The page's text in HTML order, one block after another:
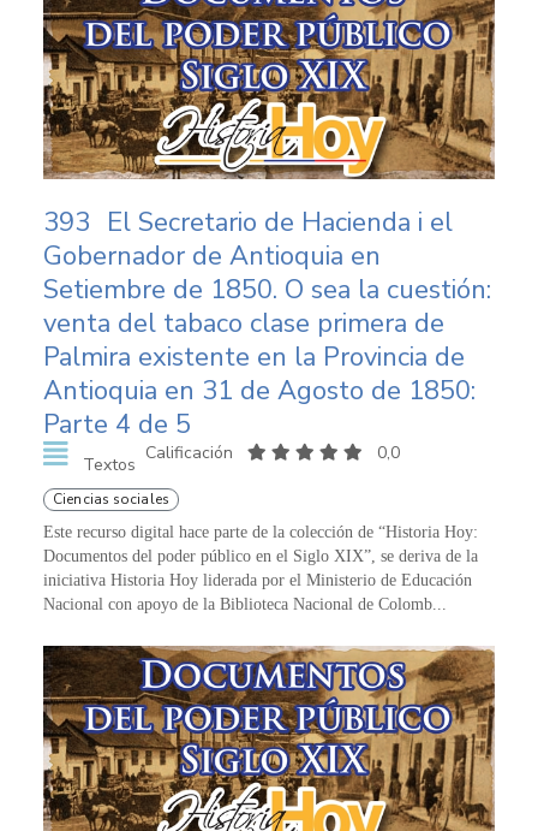
393 El Secretario de Hacienda i el
Gobernador de Antioquia en
Setiembre de 1850. O sea la cuestión:
venta del tabaco clase primera de
Palmira existente en la Provincia de
Antioquia en 31 de Agosto de 1850:
Parte 4 de 5
Textos
Calificación 0,0
Ciencias sociales
Este recurso digital hace parte de la colección de “Historia Hoy:
Documentos del poder público en el Siglo XIX”, se deriva de la
iniciativa Historia Hoy liderada por el Ministerio de Educación
Nacional con apoyo de la Biblioteca Nacional de Colomb...